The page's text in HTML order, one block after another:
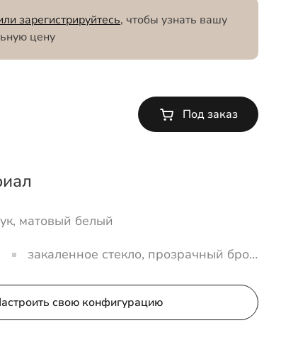
зарегистрируйтесь, чтобы узнать вашу
цену
Под заказ
матовый белый
закаленное стекло, прозрачный брон
свою конфигурацию